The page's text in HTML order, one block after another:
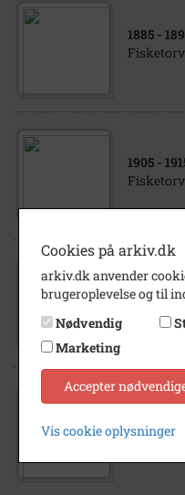
1885 -
1905 -
1977
Cookies på arkiv.dk
arkiv.dk anvender
brugeroplevelse og til
Nødvendig
Marketing
Accepter
Vis cookie oplysninger